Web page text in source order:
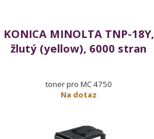
KONICA MINOLTA TNP-18Y,
žlutý (yellow), 6000 stran
toner pro MC 4750
Na dotaz